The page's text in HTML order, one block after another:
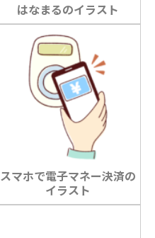
はなまるのイラスト
スマホで電子マネー決済の
イラスト